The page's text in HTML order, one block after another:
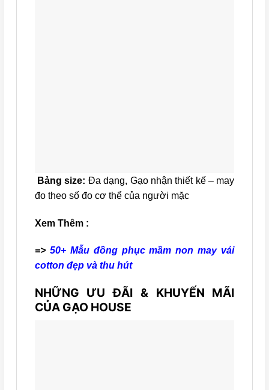
Bảng size: Đa dạng, Gạo nhận thiết kế – may
đo theo số đo cơ thể của người mặc
Xem Thêm :
=> 50+ Mẫu đồng phục mầm non may vải
cotton đẹp và thu hút
NHỮNG ƯU ĐÃI & KHUYẾN MÃI
CỦA GẠO HOUSE